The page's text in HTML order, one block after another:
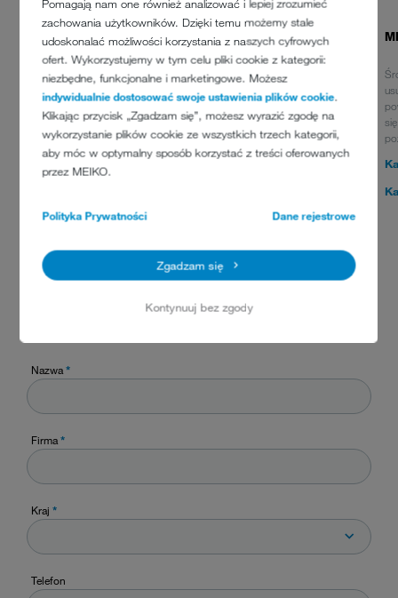
Pomagają nam one również analizować i lepiej zrozumieć
zachowania użytkowników. Dzięki temu możemy stale
udoskonalać możliwości korzystania z naszych cyfrowych
ofert. Wykorzystujemy w tym celu pliki cookie z kategorii:
niezbędne, funkcjonalne i marketingowe. Możesz
indywidualnie dostosować swoje ustawienia plików cookie.
Klikając przycisk „Zgadzam się”, możesz wyrazić zgodę na
wykorzystanie plików cookie ze wszystkich trzech kategorii,
aby móc w optymalny sposób korzystać z treści oferowanych
przez MEIKO.
Polityka Prywatności Dane rejestrowe
Zgadzam się
Kontynuuj bez zgody
MEIKO ACTIVE D-US 1110
Najlepszy wybór dla wody o średniej twardości: nasz alkaliczny
detergent do naczyń to solidne wsparcie zapewniające doskonałe
rezultaty dzięki dobrej zdolności wiązania kamienia. Uporczywe
zabrudzenia? Żaden problem! Jednocześnie nie zapominamy o
środowisku naturalnym. *
Karta danych produktu
Nazwa*
Firma*
Kraj *
Telefon